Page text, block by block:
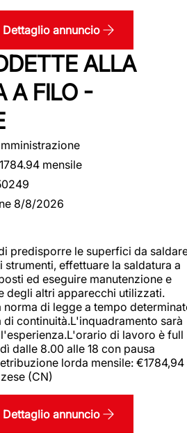
Dettaglio annuncio
ALLA
A FILO -
1784.94 mensile
8/8/2026
predisporre le superfici da
strumenti, effettuare la saldatura a
ed eseguire manutenzione e
degli altri apparecchi utilizzati.
di legge a tempo
continuità.L'inquadramento sarà
di lavoro è full
dalle 8.00 alle 18 con pausa
lorda mensile: €1784,94
(CN)
Dettaglio annuncio